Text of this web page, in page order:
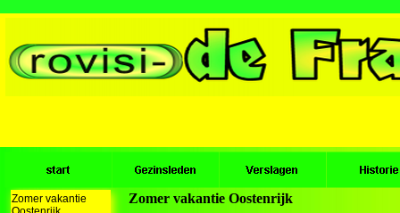
Zomer vakantie
Zomer vakantie Oostenrijk